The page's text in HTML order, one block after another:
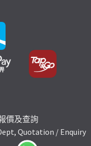
價及查詢
Quotation / Enquiry